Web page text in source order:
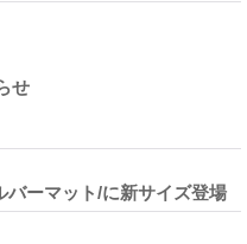
せ
バーマット/に新サイズ登場